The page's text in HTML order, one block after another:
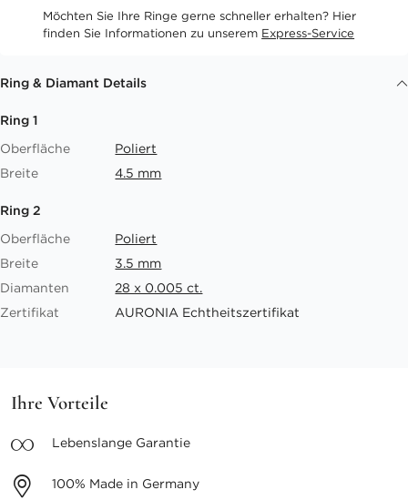
Möchten Sie Ihre Ringe gerne schneller erhalten? Hier
finden Sie Informationen zu unserem Express-Service
Ring & Diamant Details
Ring 1
Oberfläche
Poliert
Breite
4.5 mm
Ring 2
Oberfläche
Poliert
Breite
3.5 mm
Diamanten
28 x 0.005 ct.
Zertifikat
AURONIA Echtheitszertifikat
Ihre Vorteile
Lebenslange Garantie
100% Made in Germany